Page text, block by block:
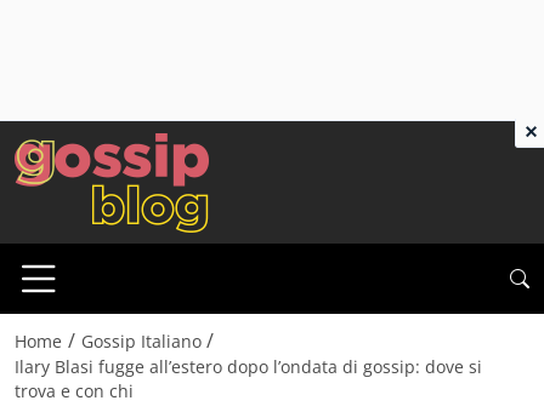
Home / Gossip Italiano /
Ilary Blasi fugge all’estero dopo l’ondata di gossip: dove si
trova e con chi
×